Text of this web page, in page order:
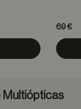
69 €
Multiópticas